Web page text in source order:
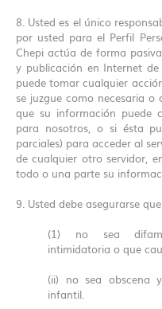
8. Usted es el único
por usted para el Perfil
Chepi actúa de forma
y publicación en Internet
puede tomar cualquier
se juzgue como necesaria o
que su información puede
para nosotros, o si ésta
parciales) para acceder al
de cualquier otro servidor,
todo o una parte su
9. Usted debe asegurarse
(1) no sea
intimidatoria o que
(ii) no sea obscena
infantil.